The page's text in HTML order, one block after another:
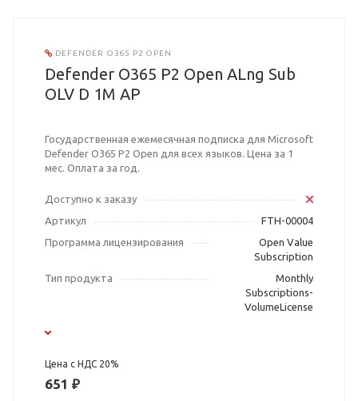
DEFENDER O365 P2 OPEN
Defender O365 P2 Open ALng Sub
OLV D 1M AP
Государственная ежемесячная подписка для Microsoft
Defender O365 P2 Open для всех языков. Цена за 1
мес. Оплата за год.
Доступно к заказу
Артикул
FTH-00004
Программа лицензирования
Open Value
Subscription
Тип продукта
Monthly
Subscriptions-
VolumeLicense
Цена с НДС 20%
651 ₽